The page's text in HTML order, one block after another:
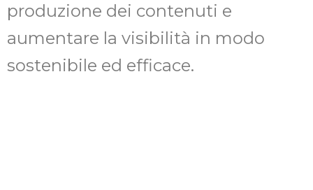
produzione dei contenuti e
aumentare la visibilità in modo
sostenibile ed efficace.